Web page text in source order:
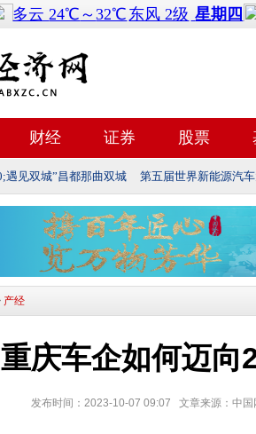
财经 证券 股票
遇见双城”昌都那曲双城 第五届世界新能源汽
产经
重庆车企如何迈向
发布时间：2023-10-07 09:07 文章来源：中